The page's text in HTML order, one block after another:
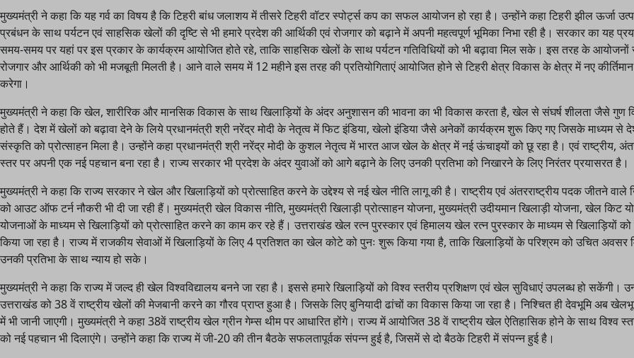
मुख्यमंत्री ने कहा कि यह गर्व का विषय है कि टिहरी बांध जलाशय में तीसरे टिहरी वॉटर स्पोर्ट्स कप का सफल आयोजन हो रहा है। उन्होंने कहा टिहरी झील ऊर्जा
प्रबंधन के साथ पर्यटन एवं साहसिक खेलों की दृष्टि से भी हमारे प्रदेश की आर्थिकी एवं रोजगार को बढ़ाने में अपनी महत्वपूर्ण भूमिका निभा रही है। सरकार का यह
समय-समय पर यहां पर इस प्रकार के कार्यक्रम आयोजित होते रहे, ताकि साहसिक खेलों के साथ पर्यटन गतिविधियों को भी बढ़ावा मिल सके। इस तरह के आयोजनों
रोजगार और आर्थिकी को भी मजबूती मिलती है। आने वाले समय में 12 महीने इस तरह की प्रतियोगिताएं आयोजित होने से टिहरी क्षेत्र विकास के क्षेत्र में नए
करेगा।
मुख्यमंत्री ने कहा कि खेल, शारीरिक और मानसिक विकास के साथ खिलाड़ियों के अंदर अनुशासन की भावना का भी विकास करता है, खेल से संघर्ष शीलता जैसे गुण
होते हैं। देश में खेलों को बढ़ावा देने के लिये प्रधानमंत्री श्री नरेंद्र मोदी के नेतृत्व में फिट इंडिया, खेलो इंडिया जैसे अनेकों कार्यक्रम शुरू किए गए जिसके माध्यम से
संस्कृति को प्रोत्साहन मिला है। उन्होंने कहा प्रधानमंत्री श्री नरेंद्र मोदी के कुशल नेतृत्व में भारत आज खेल के क्षेत्र में नई ऊंचाइयों को छू रहा है। एवं राष्ट्रीय,
स्तर पर अपनी एक नई पहचान बना रहा है। राज्य सरकार भी प्रदेश के अंदर युवाओं को आगे बढ़ाने के लिए उनकी प्रतिभा को निखारने के लिए निरंतर प्रयासरत है।
मुख्यमंत्री ने कहा कि राज्य सरकार ने खेल और खिलाड़ियों को प्रोत्साहित करने के उद्देश्य से नई खेल नीति लागू की है। राष्ट्रीय एवं अंतरराष्ट्रीय पदक जीतने वाले
को आउट ऑफ टर्न नौकरी भी दी जा रही हैं। मुख्यमंत्री खेल विकास नीति, मुख्यमंत्री खिलाड़ी प्रोत्साहन योजना, मुख्यमंत्री उदीयमान खिलाड़ी योजना, खेल किट
योजनाओं के माध्यम से खिलाड़ियों को प्रोत्साहित करने का काम कर रहे हैं। उत्तराखंड खेल रत्न पुरस्कार एवं हिमालय खेल रत्न पुरस्कार के माध्यम से खिलाड़ियों को
किया जा रहा है। राज्य में राजकीय सेवाओं में खिलाड़ियों के लिए 4 प्रतिशत का खेल कोटे को पुनः शुरू किया गया है, ताकि खिलाड़ियों के परिश्रम को उचित अवसर
उनकी प्रतिभा के साथ न्याय हो सके।
मुख्यमंत्री ने कहा कि राज्य में जल्द ही खेल विश्वविद्यालय बनने जा रहा है। इससे हमारे खिलाड़ियों को विश्व स्तरीय प्रशिक्षण एवं खेल सुविधाएं उपलब्ध हो सकेंगी।
उत्तराखंड को 38 वें राष्ट्रीय खेलों की मेजबानी करने का गौरव प्राप्त हुआ है। जिसके लिए बुनियादी ढांचों का विकास किया जा रहा है। निश्चित ही देवभूमि अब
में भी जानी जाएगी। मुख्यमंत्री ने कहा 38वें राष्ट्रीय खेल ग्रीन गेम्स थीम पर आधारित होंगे। राज्य में आयोजित 38 वें राष्ट्रीय खेल ऐतिहासिक होने के साथ विश्व
को नई पहचान भी दिलाएंगे। उन्होंने कहा कि राज्य में जी-20 की तीन बैठके सफलतापूर्वक संपन्न हुई है, जिसमें से दो बैठके टिहरी में संपन्न हुई है।